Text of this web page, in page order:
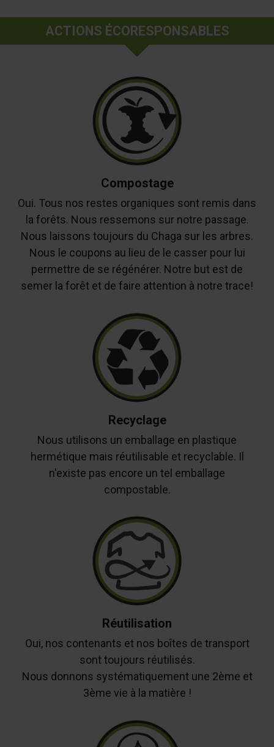
ACTIONS ÉCORESPONSABLES
Compostage
Oui. Tous nos restes organiques sont remis dans
la forêts. Nous ressemons sur notre passage.
Nous laissons toujours du Chaga sur les arbres.
Nous le coupons au lieu de le casser pour lui
permettre de se régénérer. Notre but est de
semer la forêt et de faire attention à notre trace!
Recyclage
Nous utilisons un emballage en plastique
hermétique mais réutilisable et recyclable. Il
n'existe pas encore un tel emballage
compostable.
Réutilisation
Oui, nos contenants et nos boîtes de transport
sont toujours réutilisés.
Nous donnons systématiquement une 2ème et
3ème vie à la matière !